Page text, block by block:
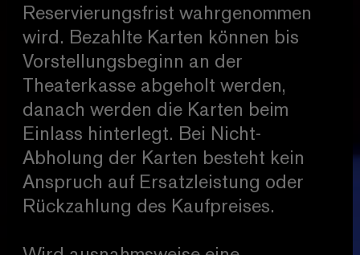
Reservierungsfrist wahrgenommen
wird. Bezahlte Karten können bis
Vorstellungsbeginn an der
Theaterkasse abgeholt werden,
danach werden die Karten beim
Einlass hinterlegt. Bei Nicht-
Abholung der Karten besteht kein
Anspruch auf Ersatzleistung oder
Rückzahlung des Kaufpreises.